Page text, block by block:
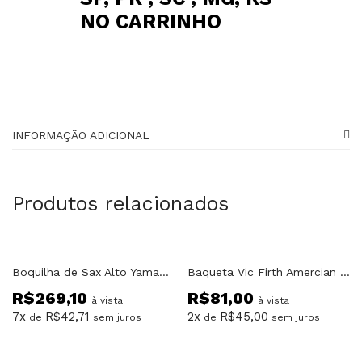
NO CARRINHO
INFORMAÇÃO ADICIONAL
Produtos relacionados
Boquilha de Sax Alto Yamaha AS3C
R$269,10 à vista
7x de R$42,71 sem juros
Baqueta Vic Firth Amercian Classic 5AN Ponta de Nylon
R$81,00 à vista
2x de R$45,00 sem juros